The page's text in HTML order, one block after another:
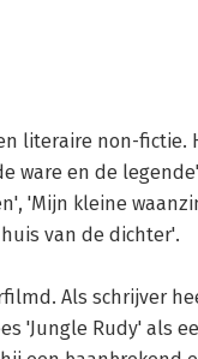
literaire non-fictie.
ware en de
'Mijn kleine
van de dichter'.
Als schrijver
'Jungle Rudy' als